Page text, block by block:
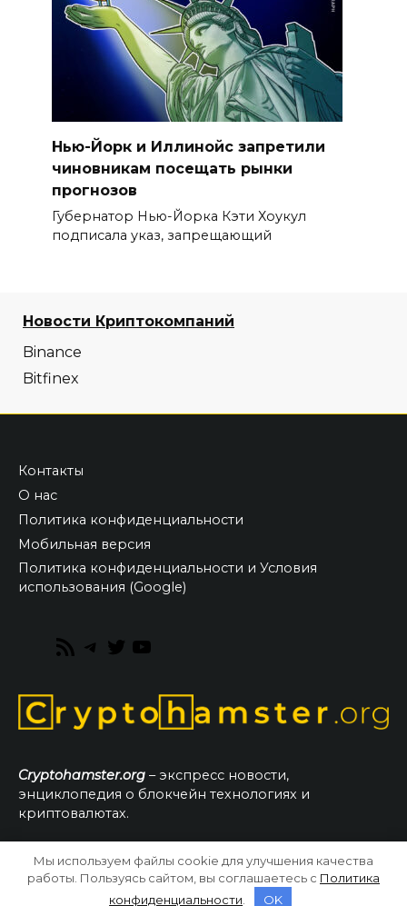
Нью-Йорк и Иллинойс запретили
чиновникам посещать рынки
прогнозов
Губернатор Нью-Йорка Кэти Хоукул
подписала указ, запрещающий
Новости Криптокомпаний
Binance
Bitfinex
Контакты
О нас
Политика конфиденциальности
Мобильная версия
Политика конфиденциальности и Условия
использования (Google)
RSS
Telegram
Twitter
Cryptohamster.org – экспресс новости,
энциклопедия о блокчейн технологиях и
криптовалютах.
© 2026 CryptoHamster.org
Мы используем файлы cookie для улучшения качества
работы. Пользуясь сайтом, вы соглашаетесь с Политика
конфиденциальности
OK